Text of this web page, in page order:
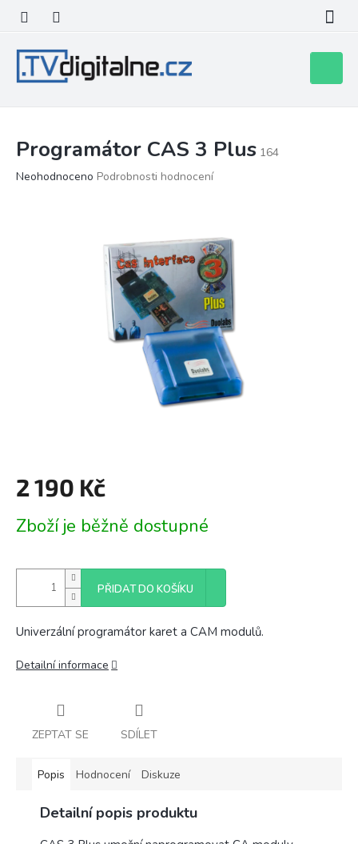
obsah
košík
Programátor CAS 3 Plus 164
Průměrné
Neohodnoceno Podrobnosti hodnocení
2 190 Kč
cena:
Zboží je běžně dostupné
PŘIDAT DO KOŠÍKU
Univerzální programátor karet a CAM modulů.
Detailní informace
ZEPTAT SE SDÍLET
Popis Hodnocení Diskuze
Detailní popis produktu